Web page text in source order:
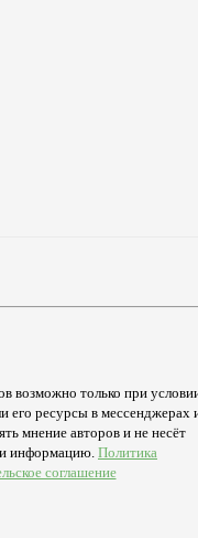
возможно только при
его ресурсы в мессенджерах
мнение авторов и не несёт
информацию. Политика
соглашение